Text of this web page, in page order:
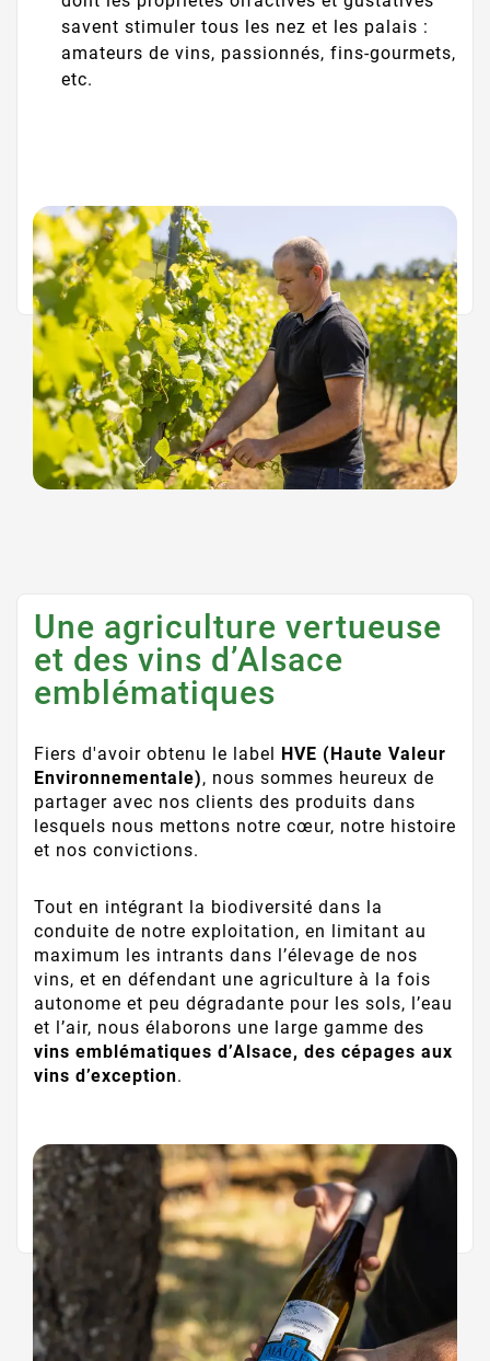
savent stimuler tous les nez et les palais :
amateurs de vins, passionnés, fins-gourmets,
etc.
Une agriculture vertueuse
et des vins d’Alsace
emblématiques
Fiers d'avoir obtenu le label HVE (Haute Valeur
Environnementale), nous sommes heureux de
partager avec nos clients des produits dans
lesquels nous mettons notre cœur, notre histoire
et nos convictions.
Tout en intégrant la biodiversité dans la
conduite de notre exploitation, en limitant au
maximum les intrants dans l’élevage de nos
vins, et en défendant une agriculture à la fois
autonome et peu dégradante pour les sols, l’eau
et l’air, nous élaborons une large gamme des
vins emblématiques d’Alsace, des cépages aux
vins d’exception.